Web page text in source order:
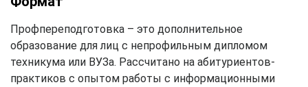
Профпереподготовка – это дополнительное
образование для лиц с непрофильным дипломом
техникума или ВУЗа. Рассчитано на абитуриентов-
практиков с опытом работы с информационными